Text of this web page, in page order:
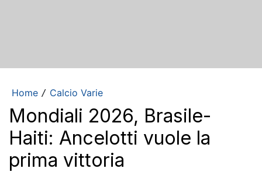
Home / Calcio Varie
Mondiali 2026, Brasile-
Haiti: Ancelotti vuole la
prima vittoria